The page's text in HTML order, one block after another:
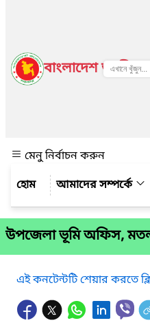
বাংলাদেশ জাতীয়
মেনু নির্বাচন করুন
আমাদের সম্পর্কে
উপজেলা ভূমি অফিস,
এই কনটেন্টটি শেয়ার করতে